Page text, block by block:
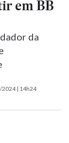
em BB
da
2024 | 14h24